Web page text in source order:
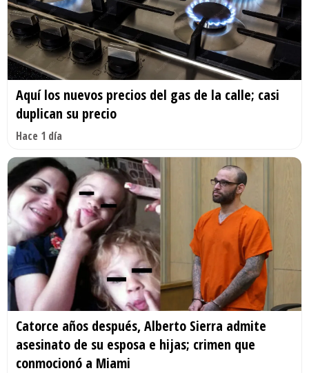
Aquí los nuevos precios del gas de la calle; casi
duplican su precio
Hace 1 día
Catorce años después, Alberto Sierra admite
asesinato de su esposa e hijas; crimen que
conmocionó a Miami